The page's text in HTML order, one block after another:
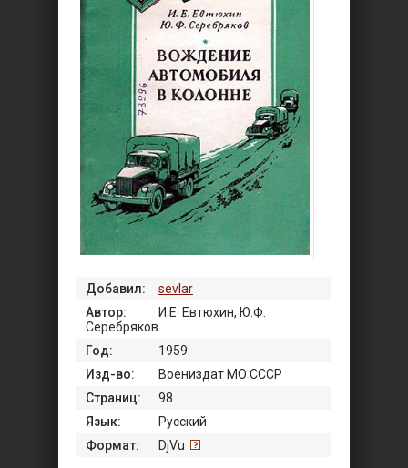
Добавил:
sevlar
Автор:
И.Е. Евтюхин, Ю.Ф.
Серебряков
Год:
1959
Изд-во:
Воениздат МО СССР
Страниц:
98
Язык:
Русский
Формат:
DjVu